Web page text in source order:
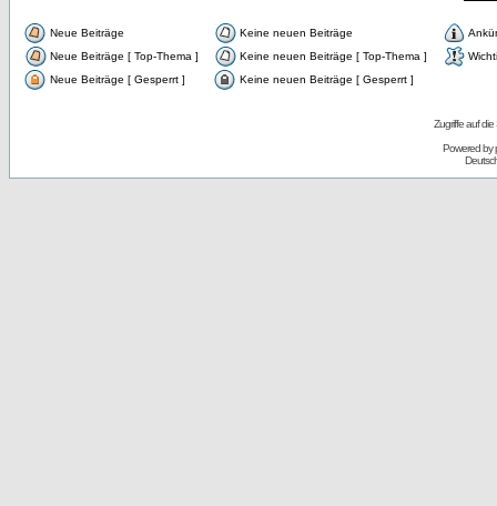
Neue Beiträge Keine neuen Beiträge
Neue Beiträge [ Top-Thema ]
Keine neuen Beiträge [ Top-Thema ]
Neue Beiträge [ Gesperrt ]
Keine neuen Beiträge [ Gesperrt ]
Zugriffe auf
Powered by